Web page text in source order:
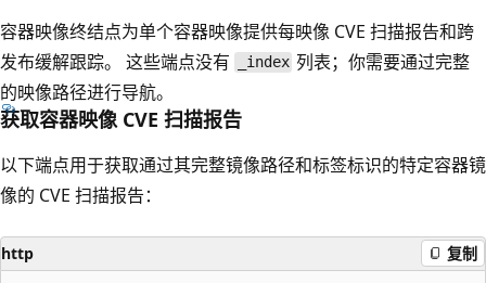
容器映像终结点为单个容器映像提供每映像 CVE 扫描报告和跨
发布缓解跟踪。 这些端点没有
_index 列表；你需要通过完整
的映像路径进行导航。
获取容器映像 CVE 扫描报告
以下端点用于获取通过其完整镜像路径和标签标识的特定容器镜
像的 CVE 扫描报告：
http 复制